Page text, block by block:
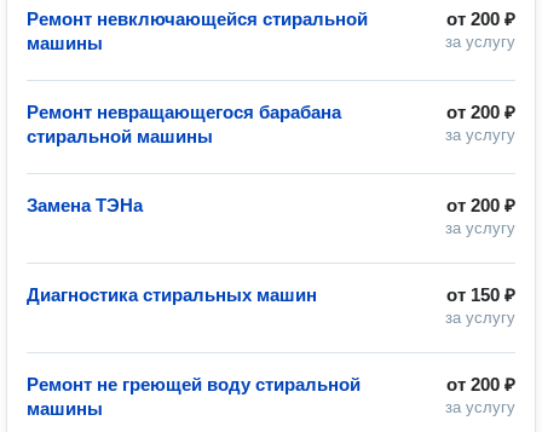
от 200 ₽
за услугу
Ремонт невключающейся стиральной
машины
от 200 ₽
за услугу
Ремонт невращающегося барабана
стиральной машины
от 200 ₽
за услугу
Замена ТЭНа
от 150 ₽
за услугу
Диагностика стиральных машин
от 200 ₽
за услугу
Ремонт не греющей воду стиральной
машины